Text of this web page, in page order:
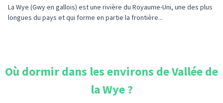
La Wye (Gwy en gallois) est une rivière du Royaume-Uni, une des plus
longues du pays et qui forme en partie la frontière...
Où dormir dans les environs deVallée de
la Wye?